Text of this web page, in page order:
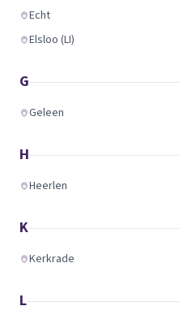
Echt
Elsloo (LI)
G
Geleen
H
Heerlen
K
Kerkrade
L